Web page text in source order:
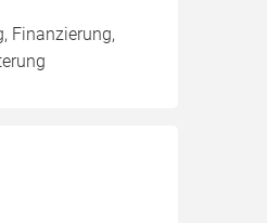
Finanzierung,